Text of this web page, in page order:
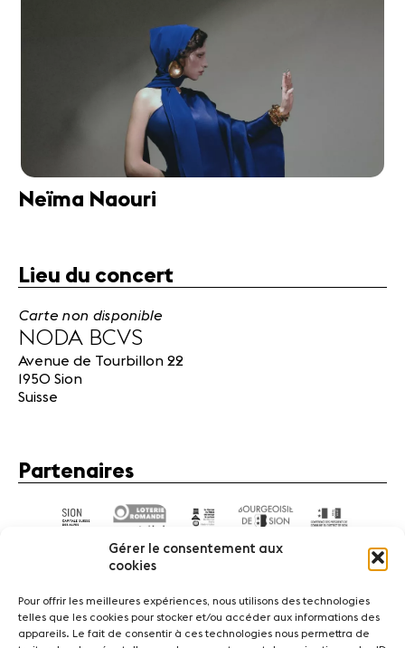
Gérer le consentement aux
cookies
Pour offrir les meilleures expériences, nous utilisons des technologies
telles que les cookies pour stocker et/ou accéder aux informations des
appareils. Le fait de consentir à ces technologies nous permettra de
Neïma Naouri
Lieu du concert
Carte non disponible
NODA BCVS
Avenue de Tourbillon 22
1950 Sion
Suisse
Partenaires
ActualitésConcertsBénévolesMédiation